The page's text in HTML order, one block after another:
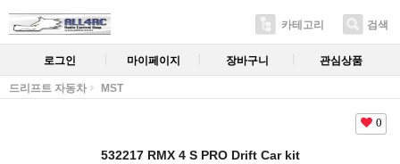
카테고리 검색
로그인 마이페이지 장바구니 관심상품
드리프트 자동차 MST
0
532217 RMX 4 S PRO Drift Car kit